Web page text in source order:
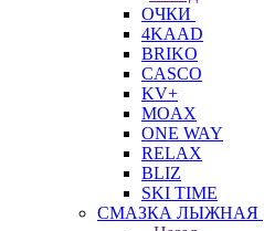
ОЧКИ
4KAAD
BRIKO
CASCO
KV+
MOAX
ONE WAY
RELAX
BLIZ
SKI TIME
СМАЗКА ЛЫЖНАЯ